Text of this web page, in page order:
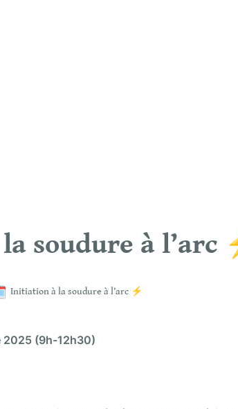
soudure à l’arc
Initiation à la soudure à l’arc ⚡
2025 (9h-12h30)